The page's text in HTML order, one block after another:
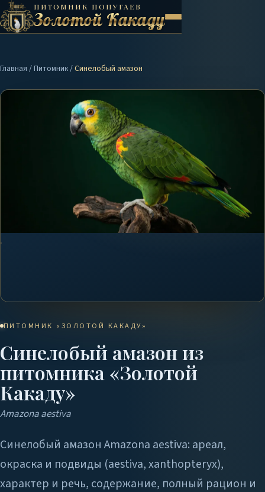
ПИТОМНИК ПОПУГАЕВ
Золотой Какаду
Главная /Питомник/Синелобый амазон
ПИТОМНИК «ЗОЛОТОЙ КАКАДУ»
Синелобый амазон из
питомника «Золотой
Какаду»
Amazona aestiva
Синелобый амазон Amazona aestiva: ареал,
окраска и подвиды (aestiva, xanthopteryx),
характер и речь, содержание, полный рацион и